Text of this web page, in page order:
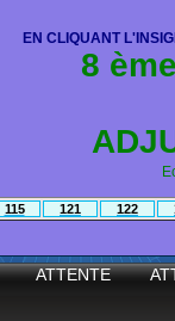
EN CLIQUANT
8
115 121 122
ATTENTE